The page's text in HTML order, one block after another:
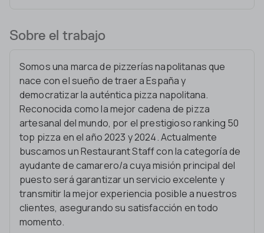
Sobre el trabajo
Somos una marca de pizzerías napolitanas que
nace con el sueño de traer a España y
democratizar la auténtica pizza napolitana.
Reconocida como la mejor cadena de pizza
artesanal del mundo, por el prestigioso ranking 50
top pizza en el año 2023 y 2024. Actualmente
buscamos un Restaurant Staff con la categoría de
ayudante de camarero/a cuya misión principal del
puesto será garantizar un servicio excelente y
transmitir la mejor experiencia posible a nuestros
clientes, asegurando su satisfacción en todo
momento.